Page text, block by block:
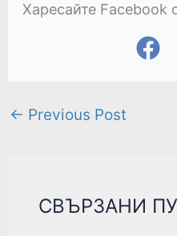
Харесайте Facebook
← Previous Post
СВЪРЗАНИ